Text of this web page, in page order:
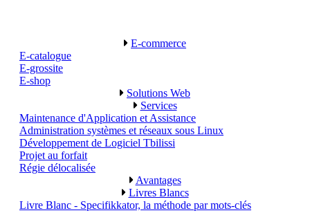
E-commerce
E-catalogue
E-grossite
E-shop
Solutions Web
Services
Maintenance d'Application et Assistance
Administration systèmes et réseaux sous Linux
Développement de Logiciel Tbilissi
Projet au forfait
Régie délocalisée
Avantages
Livres Blancs
Livre Blanc - Specifikkator, la méthode par mots-clés